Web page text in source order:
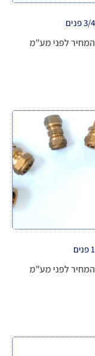
המחיר לפני מע"מ
המחיר לפני מע"מ